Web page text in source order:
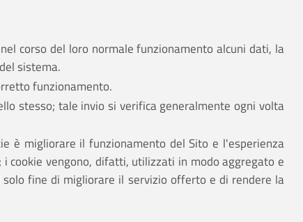
corso del loro normale funzionamento alcuni dati, la
sistema.
funzionamento.
stesso; tale invio si verifica generalmente ogni volta
è migliorare il funzionamento del Sito e l'esperienza
cookie vengono, difatti, utilizzati in modo aggregato e
fine di migliorare il servizio offerto e di rendere la